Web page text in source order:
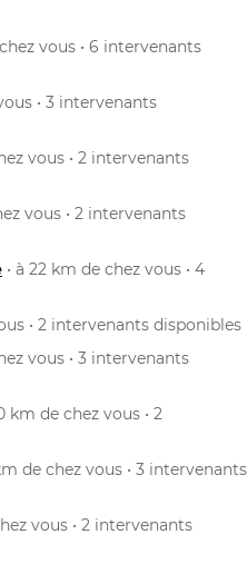
vous • 6 intervenants
• 3 intervenants
vous • 2 intervenants
vous • 2 intervenants
• à 22 km de chez vous • 4
• 2 intervenants disponibles
vous • 3 intervenants
km de chez vous • 2
de chez vous • 3 intervenants
vous • 2 intervenants